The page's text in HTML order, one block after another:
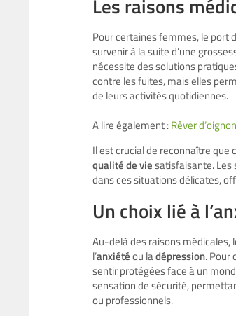
Pour certaines femmes, le port
survenir à la suite d’une
nécessite des solutions
contre les fuites, mais elles
de leurs activités quotidiennes.
A lire également :Rêver
Il est crucial de reconnaître que
qualité de viesatisfaisante. Les
dans ces situations délicates,
Un choix lié à
Au-delà des raisons
l’anxiétéou ladépression. Pour
sentir protégées face à un
sensation de sécurité,
ou professionnels.